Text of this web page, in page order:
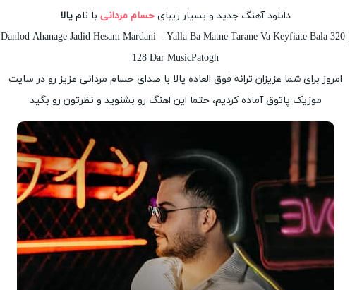
دانلود آهنگ جدید و بسیار زیبای حسام مردانیبا نام یالا
Danlod Ahanage Jadid Hesam Mardani – Yalla Ba Matne Tarane Va Keyfiate Bala 320 |
128 Dar MusicPatogh
امروز برای شما عزیزان ترانه فوق العاده یالا با صدای حسام مردانی عزیز رو در سایت
موزیک پاتوق آماده کردیم، حتما این اهنگ رو بشنوید و نظرتون رو بگید